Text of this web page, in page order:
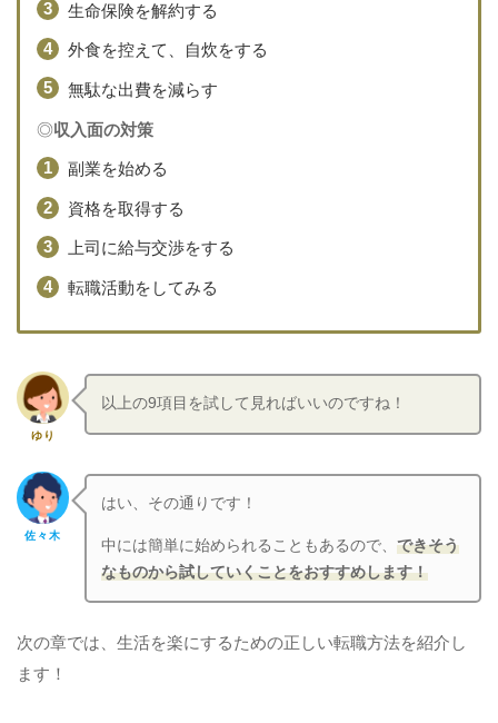
生命保険を解約する
外食を控えて、自炊をする
無駄な出費を減らす
◎収入面の対策
副業を始める
資格を取得する
上司に給与交渉をする
転職活動をしてみる
ゆり
以上の9項目を試して見ればいいのですね！
佐々木
はい、その通りです！
中には簡単に始められることもあるので、できそう
なものから試していくことをおすすめします！
次の章では、生活を楽にするための正しい転職方法を紹介し
ます！